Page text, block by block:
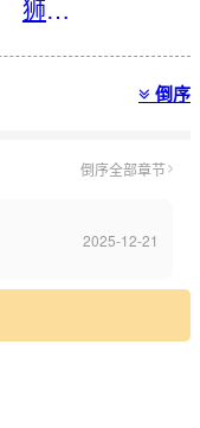
狮子·慕璃瑛
倒序
倒序全部章节
2025-12-21